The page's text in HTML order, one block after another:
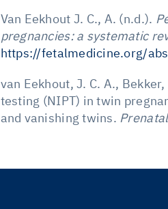
Van Eekhout J. C., A. (n.d.).
pregnancies: a systematic
https://fetalmedicine.org/
van Eekhout, J. C. A.,
testing (NIPT) in twin
and vanishing twins.